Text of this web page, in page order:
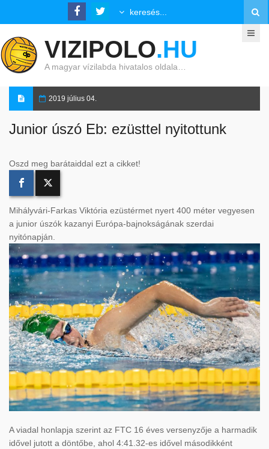
VIZIPOLO.HU
A magyar vízilabda hivatalos oldala…
2019 július 04.
Junior úszó Eb: ezüsttel nyitottunk
Oszd meg barátaiddal ezt a cikket!
Mihályvári-Farkas Viktória ezüstérmet nyert 400 méter vegyesen
a junior úszók kazanyi Európa-bajnokságának szerdai
nyitónapján.
A viadal honlapja szerint az FTC 16 éves versenyzője a harmadik
idővel jutott a döntőbe, ahol 4:41.32-es idővel másodikként